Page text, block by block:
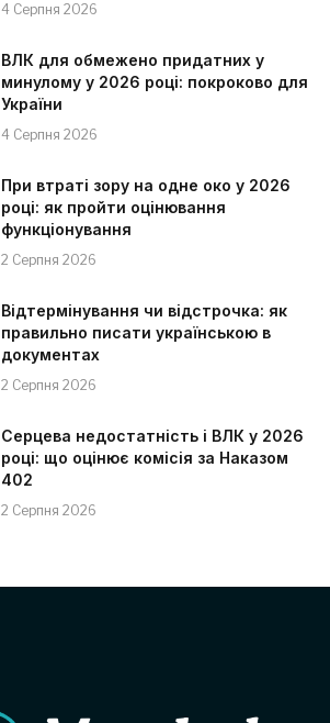
4 Серпня 2026
ВЛК для обмежено придатних у
минулому у 2026 році: покроково для
України
4 Серпня 2026
При втраті зору на одне око у 2026
році: як пройти оцінювання
функціонування
2 Серпня 2026
Відтермінування чи відстрочка: як
правильно писати українською в
документах
2 Серпня 2026
Серцева недостатність і ВЛК у 2026
році: що оцінює комісія за Наказом
402
2 Серпня 2026